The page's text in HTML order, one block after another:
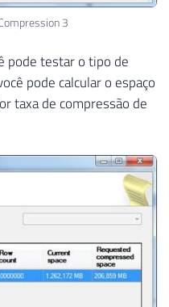
3
pode testar o tipo de
pode calcular o espaço
taxa de compressão de